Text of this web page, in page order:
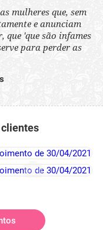
mulheres que, sem
e anunciam
que 'que são infames
para perder as